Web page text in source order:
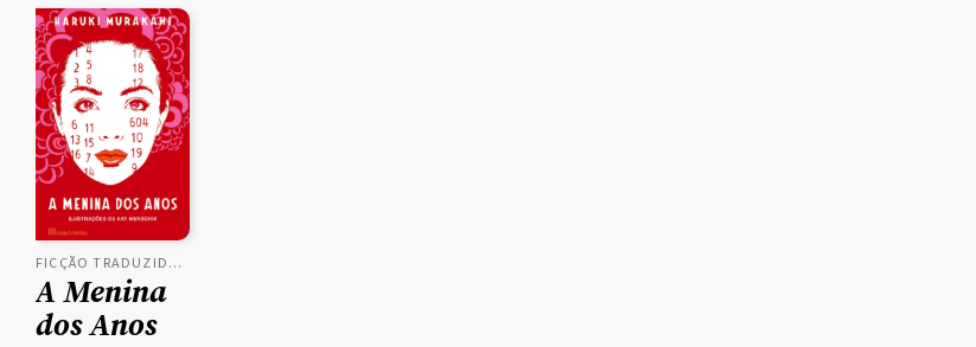
FICÇÃO TRADUZIDA, ROMANCES
A Menina
dos Anos